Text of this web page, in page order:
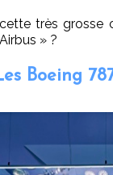
très grosse
» ?
Boeing